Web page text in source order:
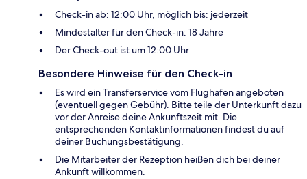
Check-in ab: 12:00 Uhr, möglich bis: jederzeit
Mindestalter für den Check-in: 18 Jahre
Der Check-out ist um 12:00 Uhr
Besondere Hinweise für den Check-in
Es wird ein Transferservice vom Flughafen angeboten
(eventuell gegen Gebühr). Bitte teile der Unterkunft dazu
vor der Anreise deine Ankunftszeit mit. Die
entsprechenden Kontaktinformationen findest du auf
deiner Buchungsbestätigung.
Die Mitarbeiter der Rezeption heißen dich bei deiner
Ankunft willkommen.